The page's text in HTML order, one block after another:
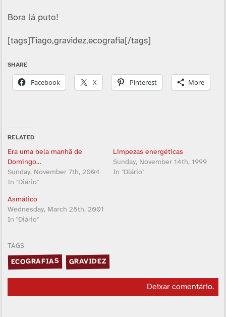
Bora lá puto!
[tags]Tiago,gravidez,ecografia[/tags]
SHARE
Facebook X Pinterest More
RELATED
Era uma bela manhã de
Domingo…
Sunday, November 7th, 2004
In "Diário"
Limpezas energéticas
Sunday, November 14th, 1999
In "Diário"
Asmático
Wednesday, March 28th, 2001
In "Diário"
TAGS
ECOGRAFIAS GRAVIDEZ
Deixar comentário.